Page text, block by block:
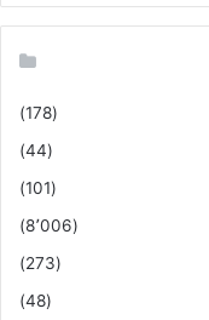
(178)
(44)
(101)
(8٬006)
(273)
(48)